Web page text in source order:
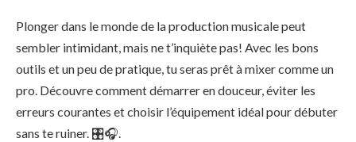
Plonger dans le monde de la production musicale peut
sembler intimidant, mais ne t’inquiète pas! Avec les bons
outils et un peu de pratique, tu seras prêt à mixer comme un
pro. Découvre comment démarrer en douceur, éviter les
erreurs courantes et choisir l’équipement idéal pour débuter
sans te ruiner. 🎛️🎧.